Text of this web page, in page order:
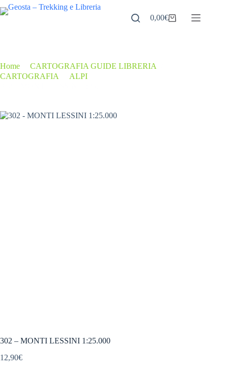
Salta
al
Carrello
0,00€
Home CARTOGRAFIA GUIDE LIBRERIA
CARTOGRAFIA
ALPI
302 – MONTI LESSINI 1:25.000
12,90€